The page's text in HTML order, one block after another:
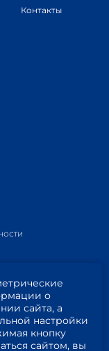
Контакты
данных
о
сайта, а
настройки
кнопку
сайтом, вы